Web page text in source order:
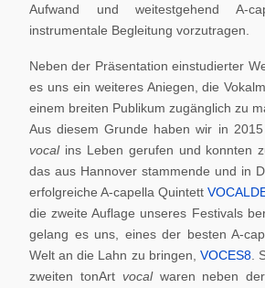
Aufwand und weitestgehend A-
instrumentale Begleitung vorzutragen.
Neben der Präsentation einstudierter
es uns ein weiteres Aniegen, die
einem breiten Publikum zugänglich zu
Aus diesem Grunde haben wir in
vocal ins Leben gerufen und konnten
das aus Hannover stammende und in
erfolgreiche A-capella Quintett
die zweite Auflage unseres Festivals
gelang es uns, eines der besten A-
Welt an die Lahn zu bringen, VOCES8.
zweiten tonArt vocalwaren neben